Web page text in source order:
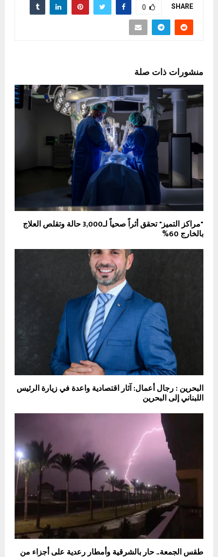
SHARE
0
منشورات ذات صلة
"مراكز التميز" تحقق أثراً صحياً لـ3,000 حالة وتقلص العلاج
بالخارج 60%
البحرين : رجال أعمال: آثار اقتصادية واعدة في زيارة الرئيس
اللبناني إلى البحرين
طقس الجمعة.. حار بالشرقية وأمطار رعدية على أجزاء من